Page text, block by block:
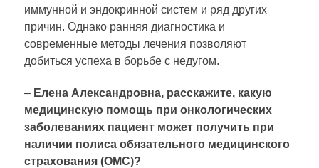
иммунной и эндокринной систем и ряд других
причин. Однако ранняя диагностика и
современные методы лечения позволяют
добиться успеха в борьбе с недугом.
– Елена Александровна, расскажите, какую
медицинскую помощь при онкологических
заболеваниях пациент может получить при
наличии полиса обязательного медицинского
страхования (ОМС)?